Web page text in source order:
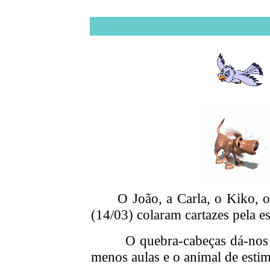
O João, a Carla, o Kiko,
(14/03) colaram cartazes pela
O quebra-cabeças dá-nos
menos aulas e o animal de